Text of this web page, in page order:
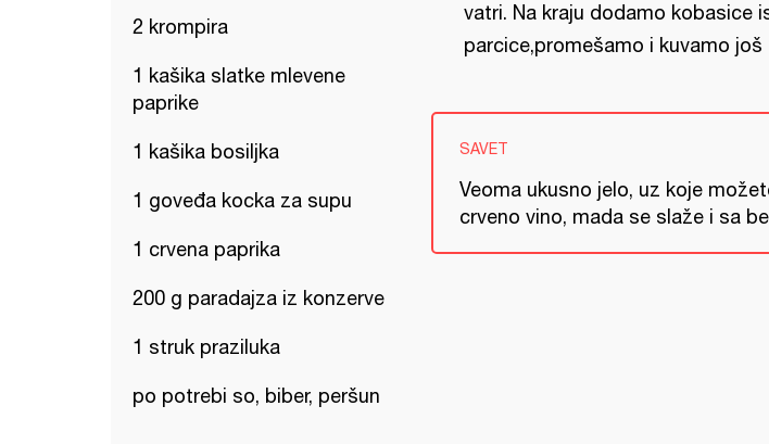
2 krompira
1 kašika slatke mlevene
paprike
1 kašika bosiljka
1 goveđa kocka za supu
1 crvena paprika
200 g paradajza iz konzerve
1 struk praziluka
po potrebi so, biber, peršun
vatri. Na kraju dodamo kobasice
parcice,promešamo i kuvamo još
SAVET
Veoma ukusno jelo, uz koje
crveno vino, mada se slaže i sa